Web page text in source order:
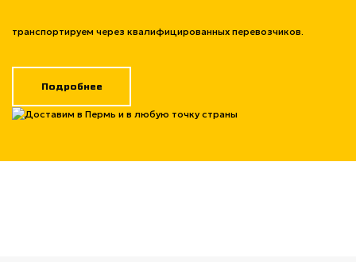
транспортируем через квалифицированных перевозчиков.
Подробнее